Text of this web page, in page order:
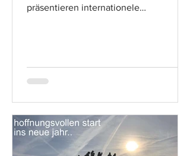
präsentieren internationele